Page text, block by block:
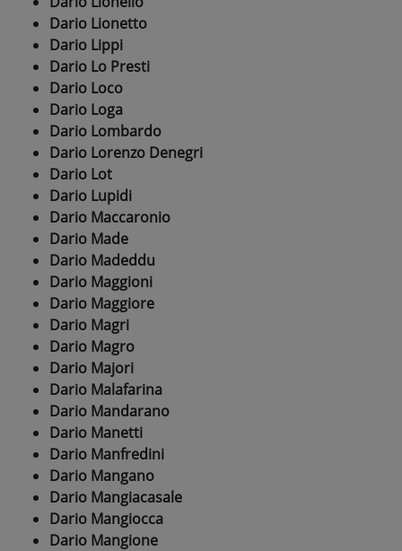
Dario Lionetto
Dario Lippi
Dario Lo Presti
Dario Loco
Dario Loga
Dario Lombardo
Dario Lorenzo Denegri
Dario Lot
Dario Lupidi
Dario Maccaronio
Dario Made
Dario Madeddu
Dario Maggioni
Dario Maggiore
Dario Magri
Dario Magro
Dario Majori
Dario Malafarina
Dario Mandarano
Dario Manetti
Dario Manfredini
Dario Mangano
Dario Mangiacasale
Dario Mangiocca
Dario Mangione